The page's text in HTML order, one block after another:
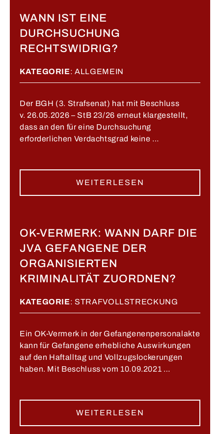
WANN IST EINE
DURCHSUCHUNG
RECHTSWIDRIG?
KATEGORIE:ALLGEMEIN
Der BGH (3. Strafsenat) hat mit Beschluss
v. 26.05.2026 – StB 23/26 erneut klargestellt,
dass an den für eine Durchsuchung
erforderlichen Verdachtsgrad keine …
WEITERLESEN
OK-VERMERK: WANN DARF DIE
JVA GEFANGENE DER
ORGANISIERTEN
KRIMINALITÄT ZUORDNEN?
KATEGORIE: STRAFVOLLSTRECKUNG
Ein OK-Vermerk in der Gefangenenpersonalakte
kann für Gefangene erhebliche Auswirkungen
auf den Haftalltag und Vollzugslockerungen
haben. Mit Beschluss vom 10.09.2021 …
WEITERLESEN